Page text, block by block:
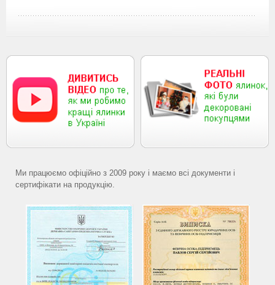
Ми працюємо офіційно з 2009 року і маємо всі документи і
сертифікати на продукцію.